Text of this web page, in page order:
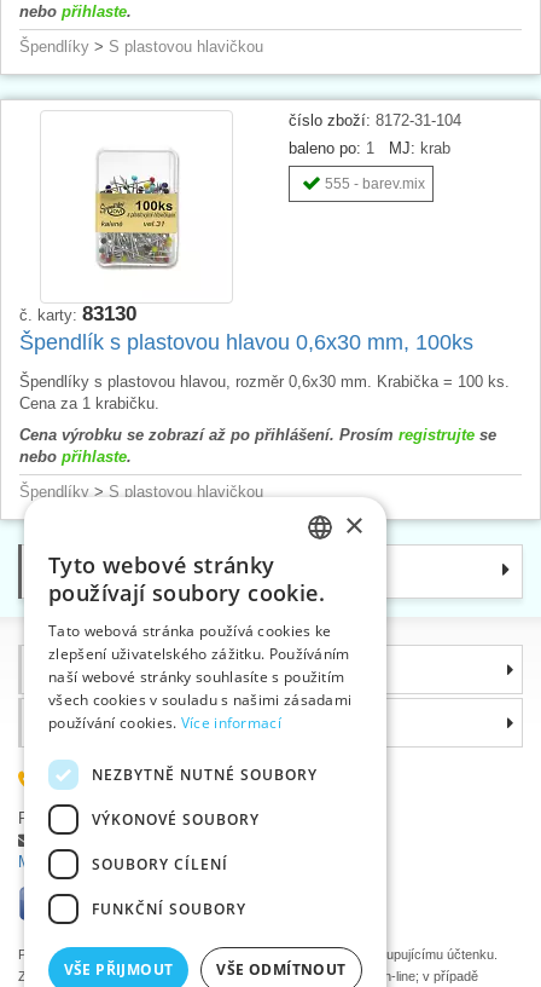
nebo přihlaste.
Špendlíky > S plastovou hlavičkou
číslo zboží: 8172-31-104
baleno po: 1 MJ: krab
555 - barev.mix
č. karty: 83130
Špendlík s plastovou hlavou 0,6x30 mm, 100ks
Špendlíky s plastovou hlavou, rozměr 0,6x30 mm. Krabička = 100 ks.
Cena za 1 krabičku.
Cena výrobku se zobrazí až po přihlášení. Prosím registrujte se
nebo přihlaste.
Špendlíky > S plastovou hlavičkou
Kategorie
Informace
Proč si zvolit právě nás
585 051 217
Plzeňská 868, 783 91 Uničov, Česká republika
Položit dotaz
Máte problémy s přihlášením ?
Podle zákona o evidenci tržeb je prodávající povinen vystavit kupujícímu účtenku.
Zároveň je povinen zaevidovat přijatou tržbu u správce daně on-line; v případě
ENGLISH
GERMAN
×
Tyto webové stránky
používají soubory cookie.
Tato webová stránka používá cookies ke
zlepšení uživatelského zážitku. Používáním
naší webové stránky souhlasíte s použitím
všech cookies v souladu s našimi zásadami
používání cookies. Více informací
NEZBYTNĚ NUTNÉ SOUBORY
VÝKONOVÉ SOUBORY
SOUBORY CÍLENÍ
FUNKČNÍ SOUBORY
VŠE PŘIJMOUT VŠE ODMÍTNOUT